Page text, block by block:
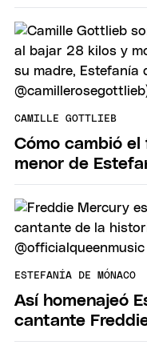
CAMILLE GOTTLIEB
Cómo cambió el
menor de
ESTEFANÍA DE MÓNACO
Así homenajeó
cantante